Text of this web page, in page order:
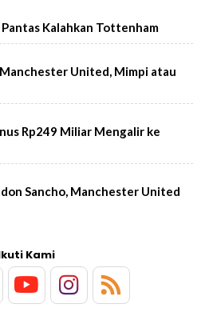
Kalahkan Tottenham
United, Mimpi atau
Rp249 Miliar Mengalir ke
Sancho, Manchester United
Kami